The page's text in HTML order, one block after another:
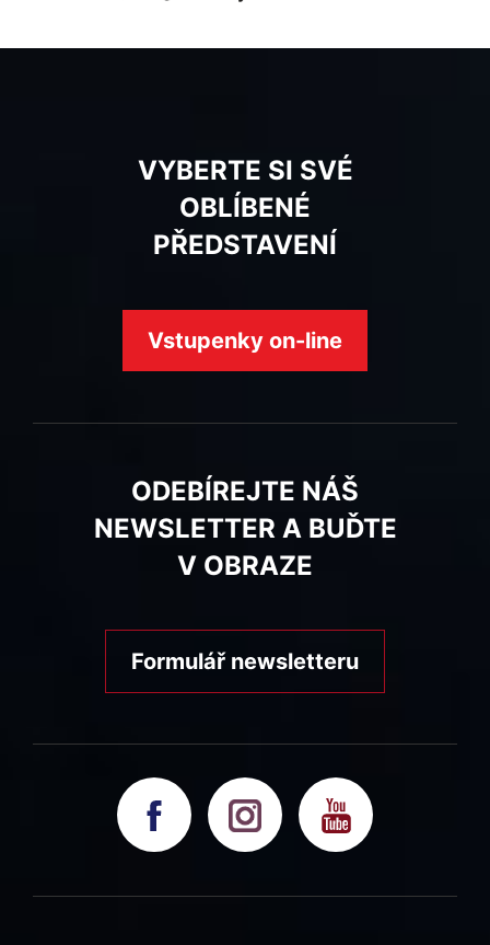
VYBERTE SI SVÉ
OBLÍBENÉ
PŘEDSTAVENÍ
Vstupenky on-line
ODEBÍREJTE NÁŠ
NEWSLETTER A BUĎTE
V OBRAZE
Formulář newsletteru